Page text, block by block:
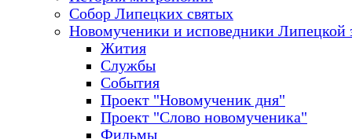
Собор Липецких святых
Новомученики и исповедники Липецкой
Жития
Службы
События
Проект "Новомученик дня"
Проект "Слово новомученика"
Фильмы